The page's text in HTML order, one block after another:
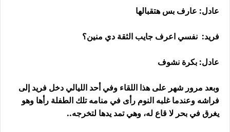
عادل: عارف بس هتقبالها
فريد: نفسي اعرف جايب الثقة دي منين؟
عادل: بكرة نشوف
وبعد مرور شهر على هذا اللقاء وفي أحد الليالي دخل فريد إلى
فراشه وعندما غلبه النوم رأى في منامه تلك الطفلة رأها وهو
يغرق في بحر لا قاع له، وهي تمد يدها لتخرجه..